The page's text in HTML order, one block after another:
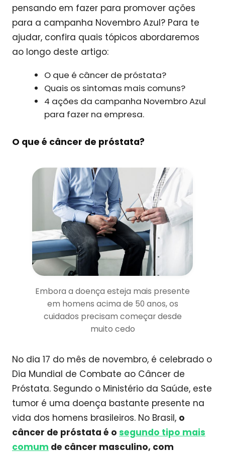
pensando em fazer para promover ações
para a campanha Novembro Azul? Para te
ajudar, confira quais tópicos abordaremos
ao longo deste artigo:
O que é câncer de próstata?
Quais os sintomas mais comuns?
4 ações da campanha Novembro Azul
para fazer na empresa.
O que é câncer de próstata?
Embora a doença esteja mais presente
em homens acima de 50 anos, os
cuidados precisam começar desde
muito cedo
No dia 17 do mês de novembro, é celebrado o
Dia Mundial de Combate ao Câncer de
Próstata. Segundo o Ministério da Saúde, este
tumor é uma doença bastante presente na
vida dos homens brasileiros. No Brasil, o
câncer de próstata é o segundo tipo mais
comum de câncer masculino, com